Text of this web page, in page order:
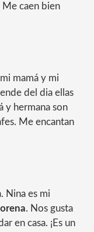
Me caen bien
mamá y mi
del dia ellas
y hermana son
Me encantan
Nina es mi
. Nos gusta
en casa. ¡Es un